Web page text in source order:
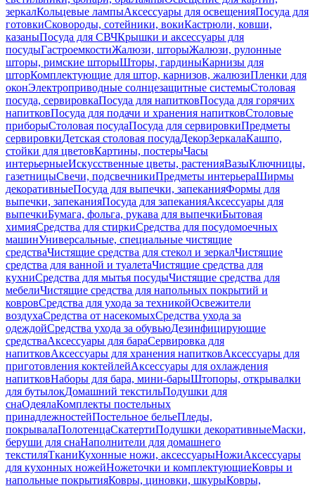
зеркалКольцевые лампыАксессуары для освещенияПосуда для
готовкиСковороды, сотейники, вокиКастрюли, ковши,
казаныПосуда для СВЧКрышки и аксессуары для
посудыГастроемкостиЖалюзи, шторыЖалюзи, рулонные
шторы, римские шторыШторы, гардиныКарнизы для
шторКомплектующие для штор, карнизов, жалюзиПленки для
оконЭлектроприводные солнцезащитные системыСтоловая
посуда, сервировкаПосуда для напитковПосуда для горячих
напитковПосуда для подачи и хранения напитковСтоловые
приборыСтоловая посудаПосуда для сервировкиПредметы
сервировкиДетская столовая посудаДекорЗеркалаКашпо,
стойки для цветовКартины, постерыЧасы
интерьерныеИскусственные цветы, растенияВазыКлючницы,
газетницыСвечи, подсвечникиПредметы интерьераШирмы
декоративныеПосуда для выпечки, запеканияФормы для
выпечки, запеканияПосуда для запеканияАксессуары для
выпечкиБумага, фольга, рукава для выпечкиБытовая
химияСредства для стиркиСредства для посудомоечных
машинУниверсальные, специальные чистящие
средстваЧистящие средства для стекол и зеркалЧистящие
средства для ванной и туалетаЧистящие средства для
кухниСредства для мытья посудыЧистящие средства для
мебелиЧистящие средства для напольных покрытий и
ковровСредства для ухода за техникойОсвежители
воздухаСредства от насекомыхСредства ухода за
одеждойСредства ухода за обувьюДезинфицирующие
средстваАксессуары для бараСервировка для
напитковАксессуары для хранения напитковАксессуары для
приготовления коктейлейАксессуары для охлаждения
напитковНаборы для бара, мини-барыШтопоры, открывалки
для бутылокДомашний текстильПодушки для
снаОдеялаКомплекты постельных
принадлежностейПостельное бельеПледы,
покрывалаПолотенцаСкатертиПодушки декоративныеМаски,
беруши для снаНаполнители для домашнего
текстиляТканиКухонные ножи, аксессуарыНожиАксессуары
для кухонных ножейНожеточки и комплектующиеКовры и
напольные покрытияКовры, циновки, шкурыКовры,